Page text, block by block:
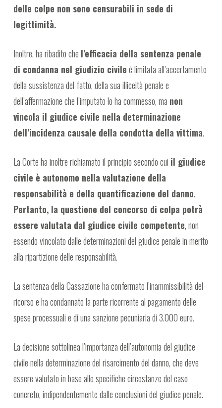
delle colpe non sono censurabili in sede di
legittimità.
Inoltre, ha ribadito che l’efficacia della sentenza penale
di condanna nel giudizio civileè limitata all’accertamento
della sussistenza del fatto, della sua illiceità penale e
dell’affermazione che l’imputato lo ha commesso, ma non
vincola il giudice civile nella determinazione
dell’incidenza causale della condotta della vittima.
La Corte ha inoltre richiamato il principio secondo cui il giudice
civile è autonomo nella valutazione della
responsabilità e della quantificazione del danno.
Pertanto, la questione del concorso di colpa potrà
essere valutata dal giudice civile competente, non
essendo vincolato dalle determinazioni del giudice penale in merito
alla ripartizione delle responsabilità.
La sentenza della Cassazione ha confermato l’inammissibilità del
ricorso e ha condannato la parte ricorrente al pagamento delle
spese processuali e di una sanzione pecuniaria di 3.000 euro.
La decisione sottolinea l’importanza dell’autonomia del giudice
civile nella determinazione del risarcimento del danno, che deve
essere valutato in base alle specifiche circostanze del caso
concreto, indipendentemente dalle conclusioni del giudice penale.